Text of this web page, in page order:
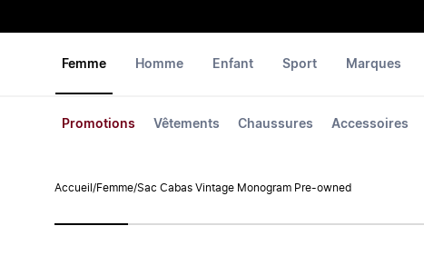
Femme
Promotions Vêtements Chaussures Accessoires
Homme Enfant Sport Marques
Accueil /Femme/Sac Cabas Vintage Monogram Pre-owned